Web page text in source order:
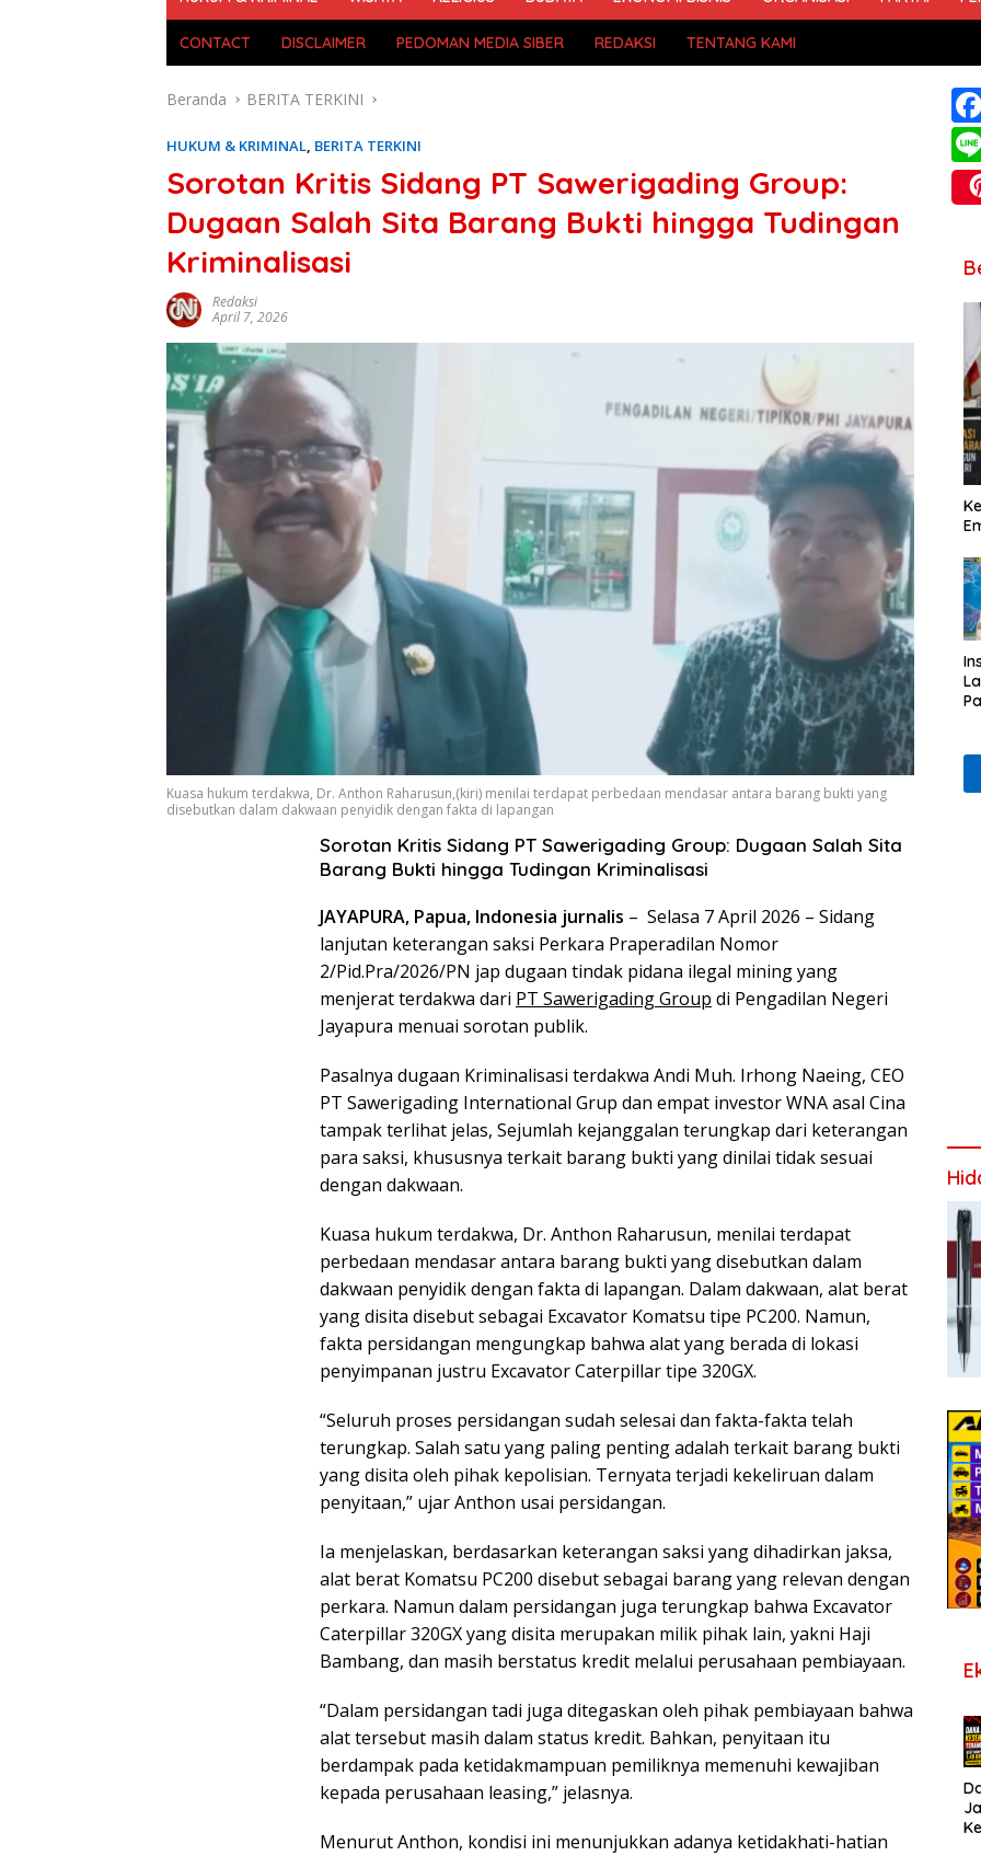
CONTACT DISCLAIMER PEDOMAN MEDIA SIBER REDAKSI TENTANG KAMI
Beranda BERITA TERKINI
HUKUM & KRIMINAL, BERITA TERKINI
Sorotan Kritis Sidang PT Sawerigading Group:
Dugaan Salah Sita Barang Bukti hingga Tudingan
Kriminalisasi
Redaksi
April 7, 2026
Kuasa hukum terdakwa, Dr. Anthon Raharusun,(kiri) menilai terdapat perbedaan mendasar antara barang bukti yang
disebutkan dalam dakwaan penyidik dengan fakta di lapangan
Sorotan Kritis Sidang PT Sawerigading Group: Dugaan Salah Sita
Barang Bukti hingga Tudingan Kriminalisasi
JAYAPURA, Papua, Indonesia jurnalis – Selasa 7 April 2026 – Sidang
lanjutan keterangan saksi Perkara Praperadilan Nomor
2/Pid.Pra/2026/PN jap dugaan tindak pidana ilegal mining yang
menjerat terdakwa dari PT Sawerigading Group di Pengadilan Negeri
Jayapura menuai sorotan publik.
Pasalnya dugaan Kriminalisasi terdakwa Andi Muh. Irhong Naeing, CEO
PT Sawerigading International Grup dan empat investor WNA asal Cina
tampak terlihat jelas, Sejumlah kejanggalan terungkap dari keterangan
para saksi, khususnya terkait barang bukti yang dinilai tidak sesuai
dengan dakwaan.
Kuasa hukum terdakwa, Dr. Anthon Raharusun, menilai terdapat
perbedaan mendasar antara barang bukti yang disebutkan dalam
dakwaan penyidik dengan fakta di lapangan. Dalam dakwaan, alat berat
yang disita disebut sebagai Excavator Komatsu tipe PC200. Namun,
fakta persidangan mengungkap bahwa alat yang berada di lokasi
penyimpanan justru Excavator Caterpillar tipe 320GX.
“Seluruh proses persidangan sudah selesai dan fakta-fakta telah
terungkap. Salah satu yang paling penting adalah terkait barang bukti
yang disita oleh pihak kepolisian. Ternyata terjadi kekeliruan dalam
penyitaan,” ujar Anthon usai persidangan.
Ia menjelaskan, berdasarkan keterangan saksi yang dihadirkan jaksa,
alat berat Komatsu PC200 disebut sebagai barang yang relevan dengan
perkara. Namun dalam persidangan juga terungkap bahwa Excavator
Caterpillar 320GX yang disita merupakan milik pihak lain, yakni Haji
Bambang, dan masih berstatus kredit melalui perusahaan pembiayaan.
“Dalam persidangan tadi juga ditegaskan oleh pihak pembiayaan bahwa
alat tersebut masih dalam status kredit. Bahkan, penyitaan itu
berdampak pada ketidakmampuan pemiliknya memenuhi kewajiban
kepada perusahaan leasing,” jelasnya.
Menurut Anthon, kondisi ini menunjukkan adanya ketidakhati-hatian